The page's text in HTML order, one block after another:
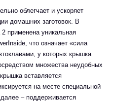
облегчает и ускоряет
домашних заготовок. В
применена уникальная
что означает «сила
у которых крышка
множества неудобных
вставляется
на месте специальной
– поддерживается